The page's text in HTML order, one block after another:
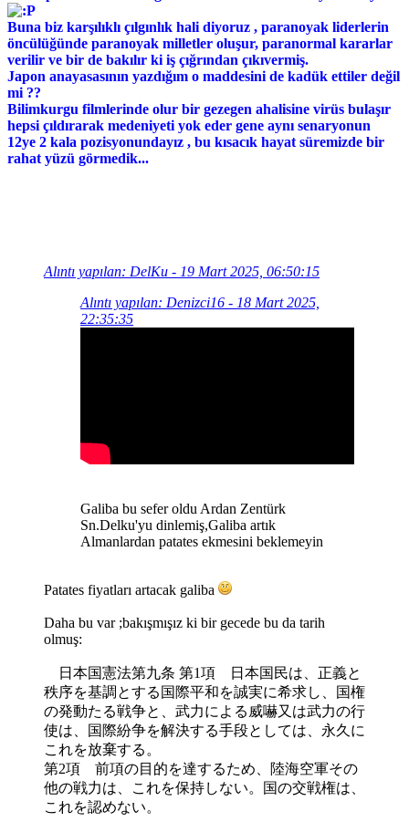
Buna biz karşılıklı çılgınlık hali diyoruz , paranoyak liderlerin
öncülüğünde paranoyak milletler oluşur, paranormal kararlar
verilir ve bir de bakılır ki iş çığrından çıkıvermiş.
Japon anayasasının yazdığım o maddesini de kadük ettiler değil
mi ??
Bilimkurgu filmlerinde olur bir gezegen ahalisine virüs bulaşır
hepsi çıldırarak medeniyeti yok eder gene aynı senaryonun
12ye 2 kala pozisyonundayız , bu kısacık hayat süremizde bir
rahat yüzü görmedik...
Alıntı yapılan: DelKu - 19 Mart 2025, 06:50:15
Alıntı yapılan: Denizci16 - 18 Mart 2025,
22:35:35
Galiba bu sefer oldu Ardan Zentürk
Sn.Delku'yu dinlemiş,Galiba artık
Almanlardan patates ekmesini beklemeyin
Patates fiyatları artacak galiba
Daha bu var ;bakışmışız ki bir gecede bu da tarih
olmuş:
日本国憲法第九条 第1項 日本国民は、正義と
秩序を基調とする国際平和を誠実に希求し、国権
の発動たる戦争と、武力による威嚇又は武力の行
使は、国際紛争を解決する手段としては、永久に
これを放棄する。
第2項 前項の目的を達するため、陸海空軍その
他の戦力は、これを保持しない。国の交戦権は、
これを認めない。